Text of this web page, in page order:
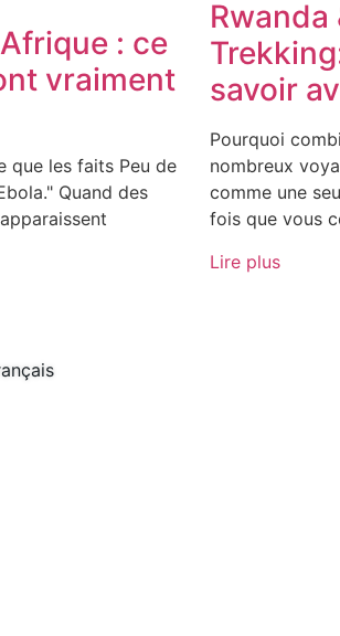
: ce
vraiment
que les faits Peu de
Quand des
Rwanda
savoir
Pourquoi
nombreux
comme une
fois que vous
Lire plus